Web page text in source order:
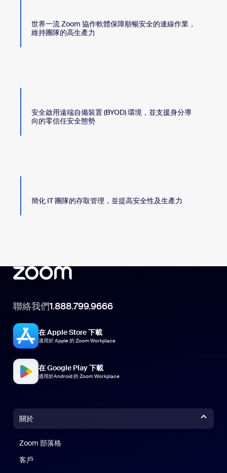
世界一流 Zoom 協作軟體保障順暢安全的連線作業，
維持團隊的高生產力
安全啟用遠端自備裝置 (BYOD) 環境，並支援身分導
向的零信任安全態勢
簡化 IT 團隊的存取管理，並提高安全性及生產力
聯絡我們1.888.799.9666
在 Apple Store 下載
適用於 Apple 的 Zoom Workplace
在 Google Play 下載
適用於Android 的 Zoom Workplace
關於
Zoom 部落格
客戶